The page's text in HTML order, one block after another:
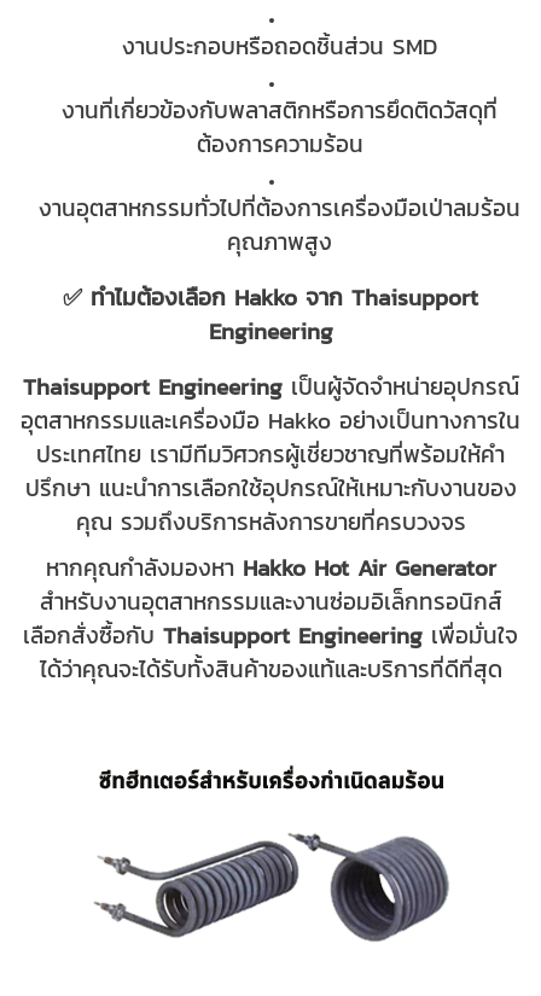
งานประกอบหรือถอดชิ้นส่วน SMD
งานที่เกี่ยวข้องกับพลาสติกหรือการยึดติดวัสดุที่
ต้องการความร้อน
งานอุตสาหกรรมทั่วไปที่ต้องการเครื่องมือเป่าลมร้อน
คุณภาพสูง
✅ ทำไมต้องเลือก Hakko จาก Thaisupport
Engineering
Thaisupport Engineeringเป็นผู้จัดจำหน่ายอุปกรณ์
อุตสาหกรรมและเครื่องมือ Hakko อย่างเป็นทางการใน
ประเทศไทย เรามีทีมวิศวกรผู้เชี่ยวชาญที่พร้อมให้คำ
ปรึกษา แนะนำการเลือกใช้อุปกรณ์ให้เหมาะกับงานของ
คุณ รวมถึงบริการหลังการขายที่ครบวงจร
หากคุณกำลังมองหา Hakko Hot Air Generator
สำหรับงานอุตสาหกรรมและงานซ่อมอิเล็กทรอนิกส์
เลือกสั่งซื้อกับ Thaisupport Engineering เพื่อมั่นใจ
ได้ว่าคุณจะได้รับทั้งสินค้าของแท้และบริการที่ดีที่สุด